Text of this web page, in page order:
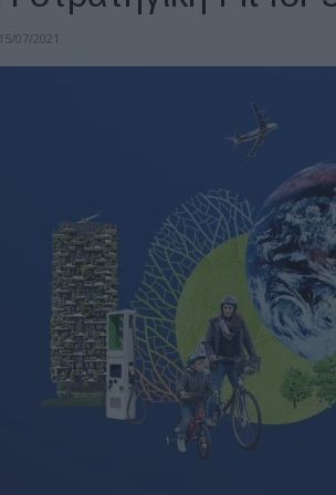
15/07/2021